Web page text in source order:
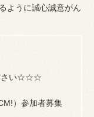
ように誠心誠意がん
さい☆☆☆
）参加者募集